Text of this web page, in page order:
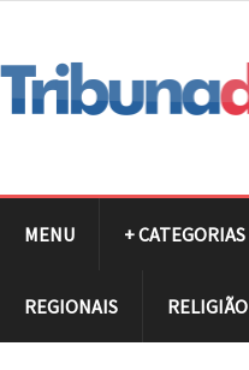
MENU + CATEGORIAS
REGIONAIS RELIGIÃO